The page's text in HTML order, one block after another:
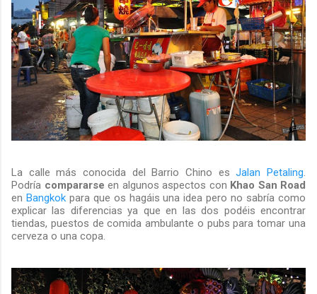
La calle más conocida del Barrio Chino esJalan Petaling.
Podría compararse en algunos aspectos con Khao San Road
en Bangkokpara que os hagáis una idea pero no sabría como
explicar las diferencias ya que en las dos podéis encontrar
tiendas, puestos de comida ambulante o pubs para tomar una
cerveza o una copa.